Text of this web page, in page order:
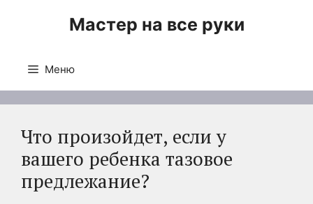
Мастер на все руки
Меню
Что произойдет, если у
вашего ребенка тазовое
предлежание?